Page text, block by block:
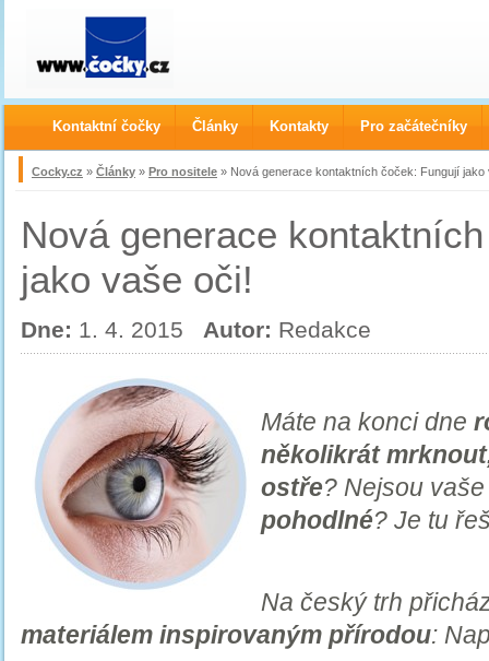
Cocky.cz » Články » Pro nositele » Nová generace kontaktních čoček: Fungují jako
Nová generace
jako vaše oči!
Dne: 1. 4. 2015 Autor: Redakce
Máte na konci dne
několikrát
ostře? Nejsou
pohodlné? Je tu
Na český trh
materiálem inspirovaným přírodou:
Kontaktní čočky Články Kontakty Pro začátečníky